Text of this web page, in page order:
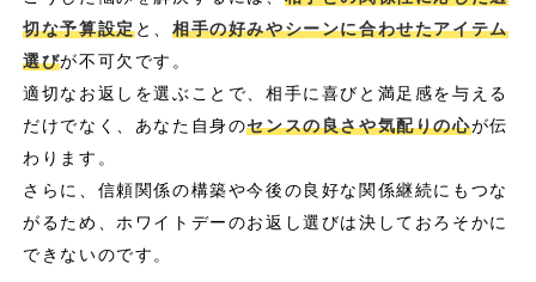
切な予算設定と、 相手の好みやシーンに合わせたアイテム
選びが不可欠です。
適切なお返しを選ぶことで、相手に喜びと満足感を与える
だけでなく、あなた自身のセンスの良さや気配りの心が伝
わります。
さらに、信頼関係の構築や今後の良好な関係継続にもつな
がるため、ホワイトデーのお返し選びは決しておろそかに
できないのです。